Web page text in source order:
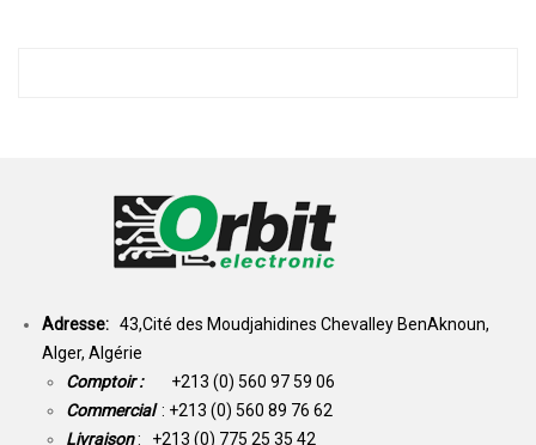
Adresse: 43,Cité des Moudjahidines Chevalley BenAknoun,
Alger, Algérie
Comptoir : +213 (0) 560 97 59 06
Commercial : +213 (0) 560 89 76 62
Livraison: +213 (0) 775 25 35 42